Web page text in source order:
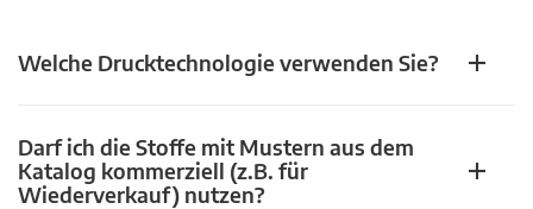
Welche Drucktechnologie verwenden Sie?
Darf ich die Stoffe mit Mustern aus dem
Katalog kommerziell (z.B. für
Wiederverkauf) nutzen?